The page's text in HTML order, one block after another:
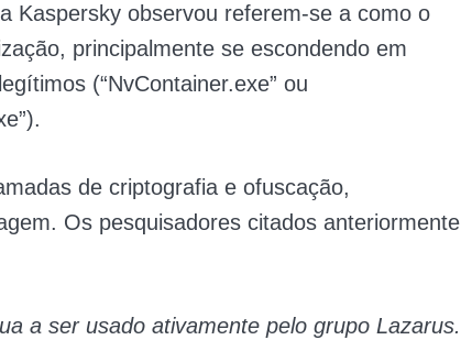
Kaspersky observou referem-se a como o
principalmente se escondendo em
(“NvContainer.exe” ou
de criptografia e ofuscação,
Os pesquisadores citados anteriormente
a ser usado ativamente pelo grupo Lazarus.